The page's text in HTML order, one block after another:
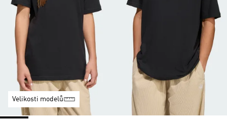
Velikosti modelů